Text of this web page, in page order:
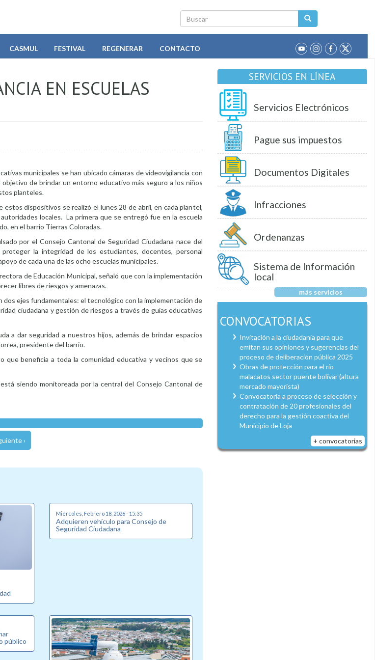
Buscar
CASMUL FESTIVAL REGENERAR CONTACTO
EN ESCUELAS
municipales se han ubicado cámaras de videovigilancia con
objetivo de brindar un entorno educativo más seguro a los niños
planteles.
estos dispositivos se realizó el lunes 28 de abril, en cada plantel,
locales. La primera que se entregó fue en la escuela
en el barrio Tierras Coloradas.
por el Consejo Cantonal de Seguridad Ciudadana nace del
la integridad de los estudiantes, docentes, personal
de cada una de las ocho escuelas municipales.
de Educación Municipal, señaló que con la implementación
libres de riesgos y amenazas.
ejes fundamentales: el tecnológico con la implementación de
ciudadana y gestión de riesgos a través de guías educativas
a dar seguridad a nuestros hijos, además de brindar espacios
presidente del barrio.
que beneficia a toda la comunidad educativa y vecinos que se
siendo monitoreada por la central del Consejo Cantonal de
›
Miércoles, Febrero 18, 2026 - 15:35
Adquieren vehículo para Consejo de
Seguridad Ciudadana
público
SERVICIOS EN LÍNEA
Servicios Electrónicos
Pague sus impuestos
Documentos Digitales
Infracciones
Ordenanzas
Sistema de Información
local
más servicios
CONVOCATORIAS
Invitación a la ciudadanía para que
emitan sus opiniones y sugerencias del
proceso de deliberación pública 2025
Obras de protección para el río
malacatos sector puente bolívar (altura
mercado mayorista)
Convocatoria a proceso de selección y
contratación de 20 profesionales del
derecho para la gestión coactiva del
Municipio de Loja
+ convocatorias